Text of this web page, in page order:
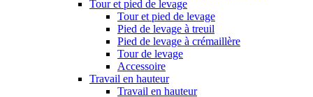
Tour et pied de levage
Tour et pied de levage
Pied de levage à treuil
Pied de levage à crémaillère
Tour de levage
Accessoire
Travail en hauteur
Travail en hauteur